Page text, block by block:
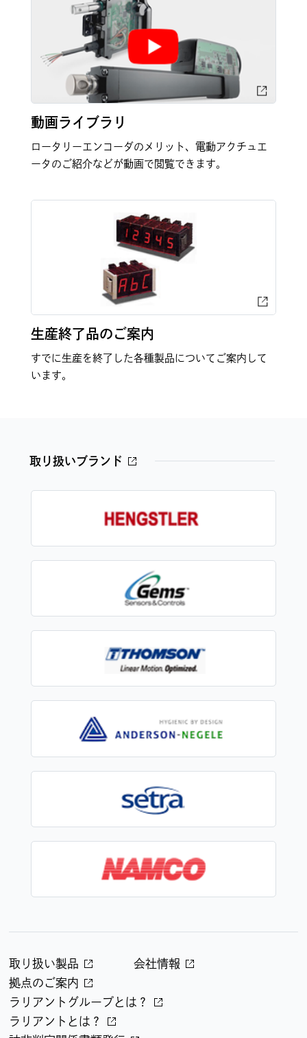
動画ライブラリ
ロータリーエンコーダのメリット、電動アクチュエ
ータのご紹介などが動画で閲覧できます。
生産終了品のご案内
すでに生産を終了した各種製品についてご案内して
います。
取り扱いブランド
取り扱い製品
会社情報
拠点のご案内
ラリアントグループとは？
ラリアントとは？